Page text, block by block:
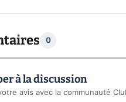
0
à la discussion
avis avec la communauté